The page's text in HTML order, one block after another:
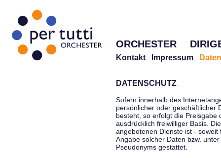
ORCHESTER
Kontakt Impressum
DATENSCHUTZ
Sofern innerhalb des
persönlicher oder geschäftlicher
besteht, so erfolgt die Preisgabe
ausdrücklich freiwilliger Basis.
angebotenen Dienste ist -
Angabe solcher Daten bzw.
Pseudonyms gestattet.